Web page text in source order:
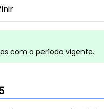
com o período vigente.